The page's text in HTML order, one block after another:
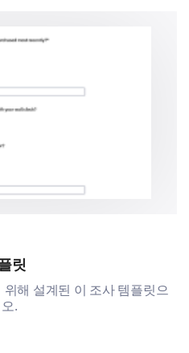
릿
해 설계된 이 조사 템플릿으
.